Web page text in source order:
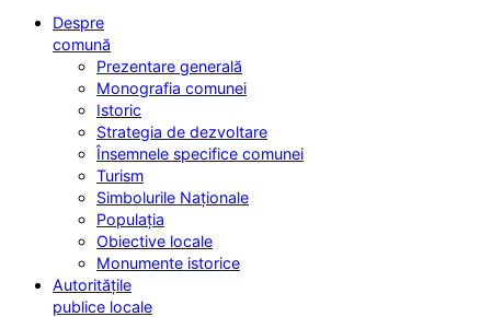
Despre
comună
Prezentare generală
Monografia comunei
Istoric
Strategia de dezvoltare
Însemnele specifice comunei
Turism
Simbolurile Naționale
Populația
Obiective locale
Monumente istorice
Autoritățile
publice locale